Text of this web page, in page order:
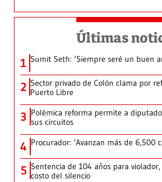
Últimas
1 Sumit Seth: ‘Siempre seré un buen
2 Sector privado de Colón clama por
Puerto Libre
3 Polémica reforma permite a
sus circuitos
4 Procurador: ‘Avanzan más de 6,500
5 Sentencia de 104 años para
costo del silencio